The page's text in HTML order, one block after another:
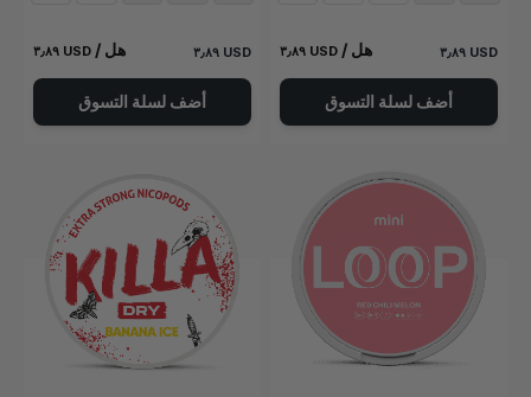
٣٫٨٩ USD / هل ٣٫٨٩ USD
أضف لسلة التسوق
٣٫٨٩ USD / هل ٣٫٨٩ USD
أضف لسلة التسوق